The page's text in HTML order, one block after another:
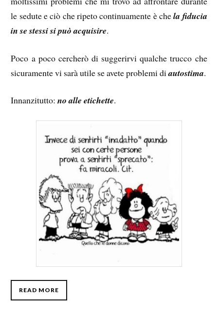
le sedute e ciò che ripeto continuamente è chela fiducia
in se stessi si può acquisire.
Poco a poco cercherò di suggerirvi qualche trucco che
sicuramente vi sarà utile se avete problemi diautostima.
Innanzitutto: no alle etichette.
READ MORE